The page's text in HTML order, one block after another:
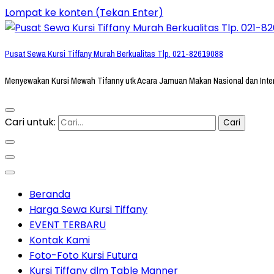
Lompat ke konten (Tekan Enter)
Pusat Sewa Kursi Tiffany Murah Berkualitas Tlp. 021-82619088
Menyewakan Kursi Mewah Tifanny utk Acara Jamuan Makan Nasional dan
Cari untuk:
Beranda
Harga Sewa Kursi Tiffany
EVENT TERBARU
Kontak Kami
Foto-Foto Kursi Futura
Kursi Tiffany dlm Table Manner